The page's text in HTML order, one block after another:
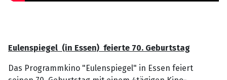
Eulenspiegel (in Essen) feierte 70. Geburtstag
Das Programmkino "Eulenspiegel" in Essen feiert